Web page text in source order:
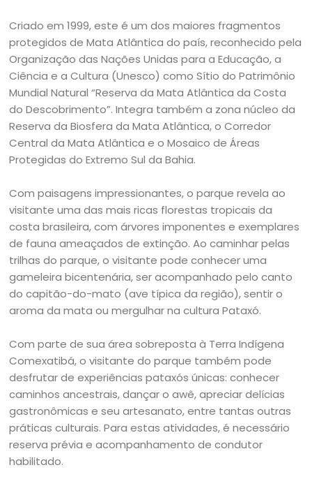
Criado em 1999, este é um dos maiores fragmentos
protegidos de Mata Atlântica do país, reconhecido pela
Organização das Nações Unidas para a Educação, a
Ciência e a Cultura (Unesco) como Sítio do Patrimônio
Mundial Natural “Reserva da Mata Atlântica da Costa
do Descobrimento”. Integra também a zona núcleo da
Reserva da Biosfera da Mata Atlântica, o Corredor
Central da Mata Atlântica e o Mosaico de Áreas
Protegidas do Extremo Sul da Bahia.
Com paisagens impressionantes, o parque revela ao
visitante uma das mais ricas florestas tropicais da
costa brasileira, com árvores imponentes e exemplares
de fauna ameaçados de extinção. Ao caminhar pelas
trilhas do parque, o visitante pode conhecer uma
gameleira bicentenária, ser acompanhado pelo canto
do capitão-do-mato (ave típica da região), sentir o
aroma da mata ou mergulhar na cultura Pataxó.
Com parte de sua área sobreposta à Terra Indígena
Comexatibá, o visitante do parque também pode
desfrutar de experiências pataxós únicas: conhecer
caminhos ancestrais, dançar o awê, apreciar delícias
gastronômicas e seu artesanato, entre tantas outras
práticas culturais. Para estas atividades, é necessário
reserva prévia e acompanhamento de condutor
habilitado.